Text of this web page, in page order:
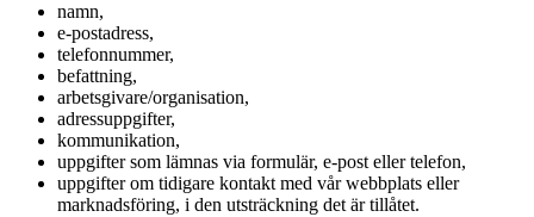
namn,
e-postadress,
telefonnummer,
befattning,
arbetsgivare/organisation,
adressuppgifter,
kommunikation,
uppgifter som lämnas via formulär, e-post eller telefon,
uppgifter om tidigare kontakt med vår webbplats eller
marknadsföring, i den utsträckning det är tillåtet.